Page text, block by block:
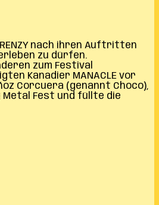
nach ihren Auftritten
zu dürfen.
zum Festival
Kanadier MANACLE vor
Corcuera (genannt Choco),
Metal Fest und füllte die